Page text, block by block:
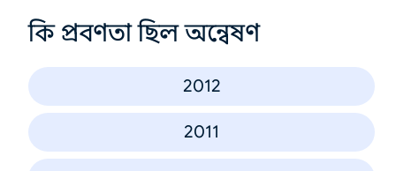
কি প্রবণতা ছিল অন্বেষণ
2012
2011